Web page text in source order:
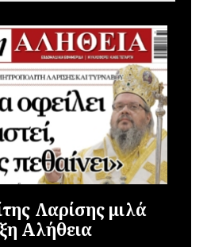
Λαρίσης μιλά
Αλήθεια